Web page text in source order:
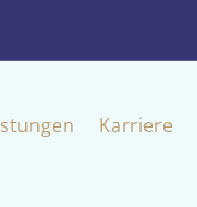
Karriere